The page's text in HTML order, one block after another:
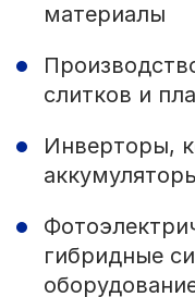
материалы
слитков и
Инверторы,
гибридные